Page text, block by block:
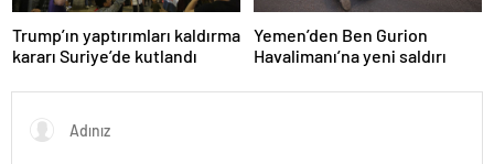
Trump’ın yaptırımları kaldırma
kararı Suriye’de kutlandı
Yemen’den Ben Gurion
Havalimanı’na yeni saldırı